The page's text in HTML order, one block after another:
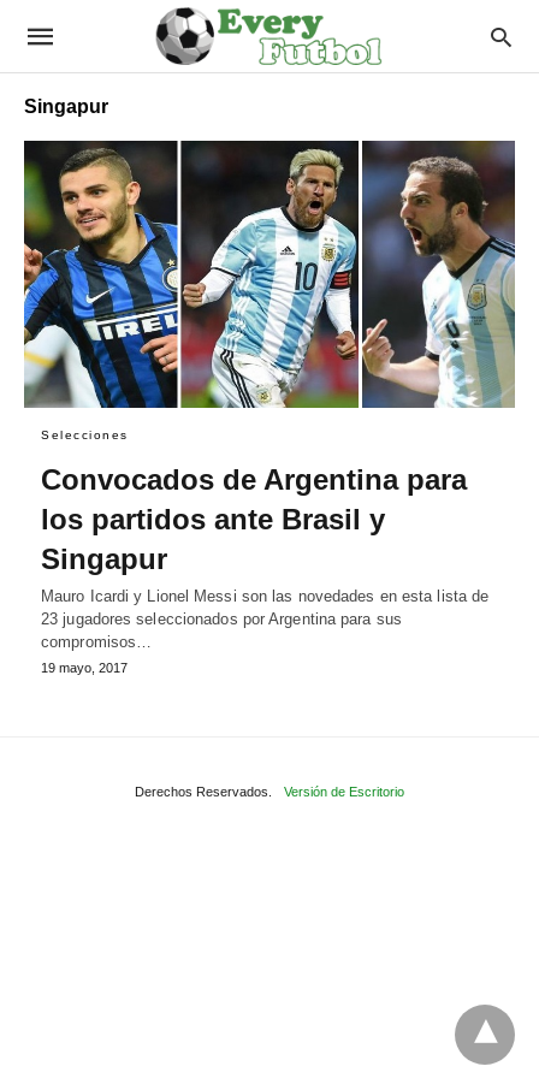
Singapur
Selecciones
Convocados de Argentina para
los partidos ante Brasil y
Singapur
Mauro Icardi y Lionel Messi son las novedades en esta lista de
23 jugadores seleccionados por Argentina para sus
compromisos…
19 mayo, 2017
Derechos Reservados. Versión de Escritorio